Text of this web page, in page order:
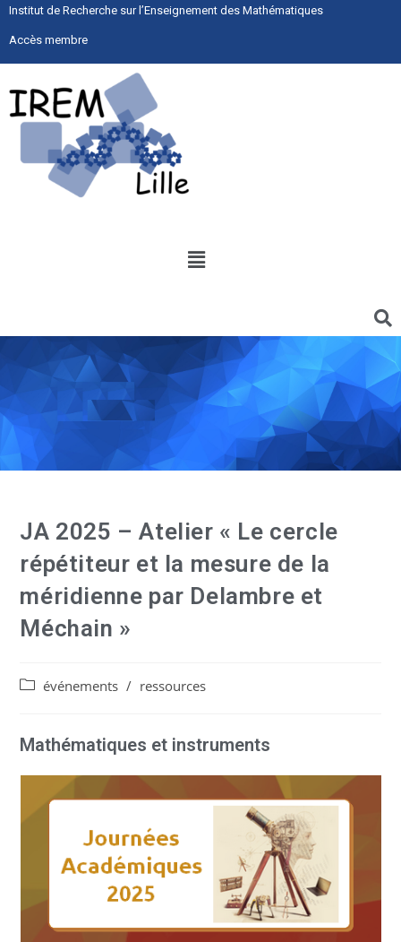
Institut de Recherche sur l’Enseignement des Mathématiques
Accès membre
JA 2025 – Atelier « Le cercle
répétiteur et la mesure de la
méridienne par Delambre et
Méchain »
événements / ressources
Mathématiques et instruments